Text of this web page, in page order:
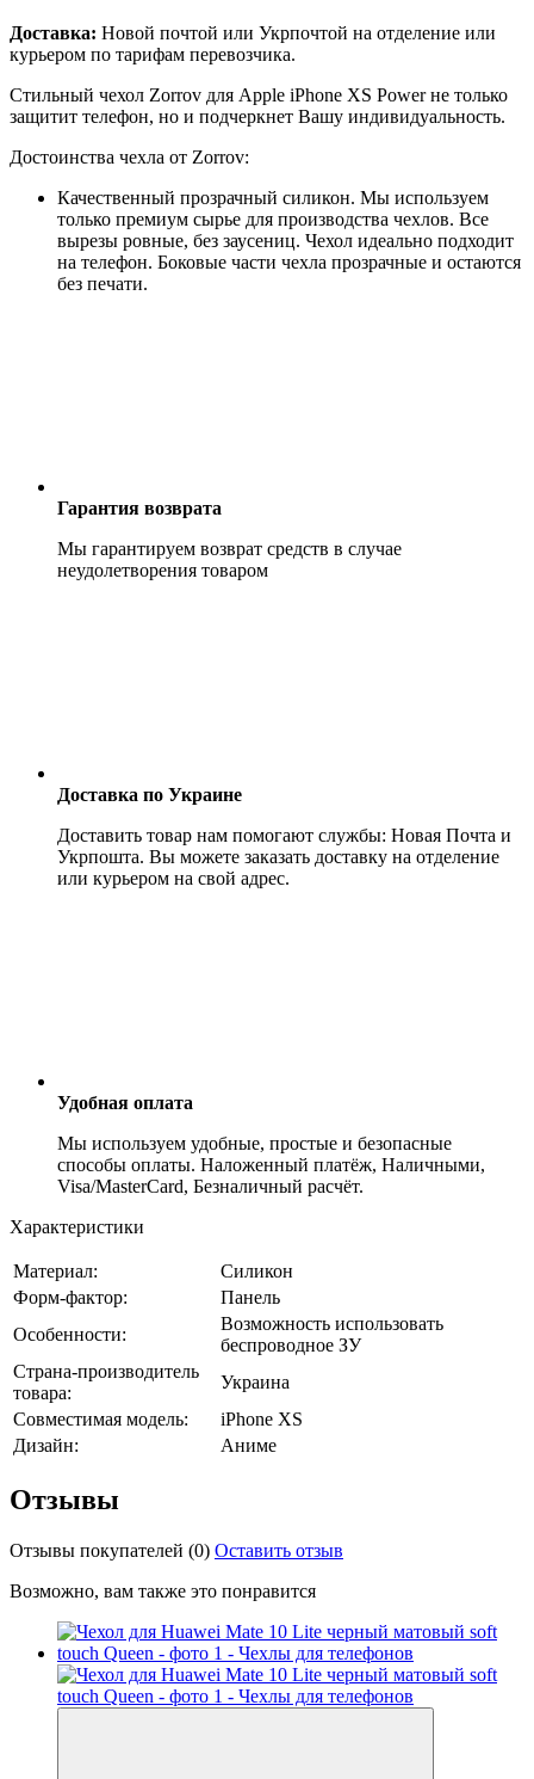
Доставка: Новой почтой или Укрпочтой на отделение или
курьером по тарифам перевозчика.
Стильный чехол Zorrov для Apple iPhone XS Power не только
защитит телефон, но и подчеркнет Вашу индивидуальность.
Достоинства чехла от Zorrov:
Качественный прозрачный силикон. Мы используем
только премиум сырье для производства чехлов. Все
вырезы ровные, без заусениц. Чехол идеально подходит
на телефон. Боковые части чехла прозрачные и остаются
без печати.
Гарантия возврата
Мы гарантируем возврат средств в случае
неудолетворения товаром
Доставка по Украине
Доставить товар нам помогают службы: Новая Почта и
Укрпошта. Вы можете заказать доставку на отделение
или курьером на свой адрес.
Удобная оплата
Мы используем удобные, простые и безопасные
способы оплаты. Наложенный платёж, Наличными,
Visa/MasterCard, Безналичный расчёт.
Характеристики
Материал:
Силикон
Форм-фактор:
Панель
Особенности:
Возможность использовать
беспроводное ЗУ
Страна-производитель
товара:
Украина
Совместимая модель:
iPhone XS
Дизайн:
Аниме
Отзывы
Отзывы покупателей (0) Оставить отзыв
Возможно, вам также это понравится